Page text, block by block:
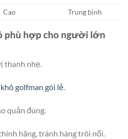
Cao Trung bình
phù hợp cho người lớn
thanh nhẹ.
golfman gói lẻ.
quản đúng.
hãng, tránh hàng trôi nổi.